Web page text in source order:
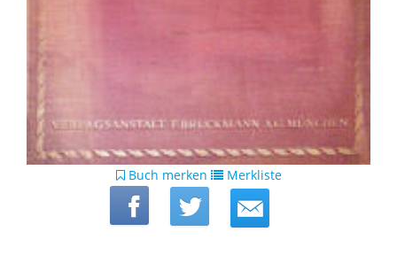
Buch merken Merkliste